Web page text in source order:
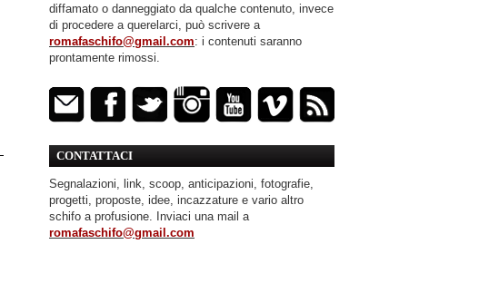
diffamato o danneggiato da qualche contenuto, invece
di procedere a querelarci, può scrivere a
romafaschifo@gmail.com: i contenuti saranno
prontamente rimossi.
CONTATTACI
Segnalazioni, link, scoop, anticipazioni, fotografie,
progetti, proposte, idee, incazzature e vario altro
schifo a profusione. Inviaci una mail a
romafaschifo@gmail.com